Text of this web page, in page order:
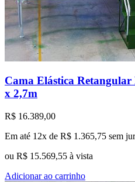
Cama Elástica
x 2,7m
R$ 16.389,00
Em até 12x de R$ 1.365,75 sem
ou R$ 15.569,55 à vista
Adicionar ao carrinho